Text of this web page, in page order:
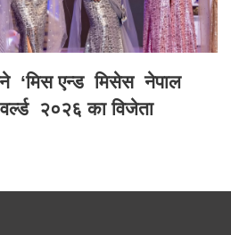
‘मिस एन्ड मिसेस नेपाल
२०२६ का विजेता